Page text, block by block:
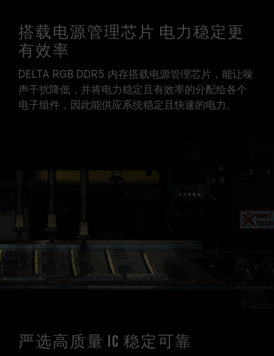
搭载电源管理芯片 电力稳定更
有效率
DELTA RGB DDR5 内存搭载电源管理芯片，能让噪
声干扰降低，并将电力稳定且有效率的分配给各个
电子组件，因此能供应系统稳定且快速的电力。
严选高质量 IC 稳定可靠